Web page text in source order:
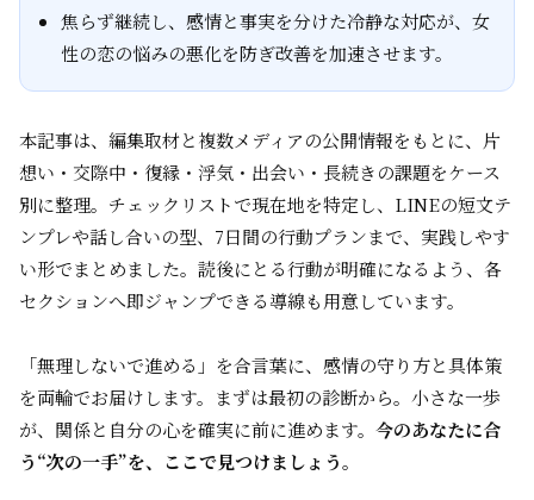
焦らず継続し、感情と事実を分けた冷静な対応が、女
性の恋の悩みの悪化を防ぎ改善を加速させます。
本記事は、編集取材と複数メディアの公開情報をもとに、片
想い・交際中・復縁・浮気・出会い・長続きの課題をケース
別に整理。チェックリストで現在地を特定し、LINEの短文テ
ンプレや話し合いの型、7日間の行動プランまで、実践しやす
い形でまとめました。読後にとる行動が明確になるよう、各
セクションへ即ジャンプできる導線も用意しています。
「無理しないで進める」を合言葉に、感情の守り方と具体策
を両輪でお届けします。まずは最初の診断から。小さな一歩
が、関係と自分の心を確実に前に進めます。 今のあなたに合
う“次の一手”を、ここで見つけましょう。